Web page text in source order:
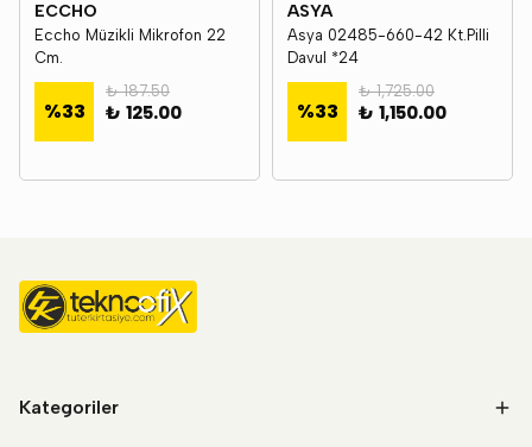
ECCHO
Eccho Müzikli Mikrofon 22
Cm.
%33
₺ 187.50
₺ 125.00
ASYA
Asya 02485-660-42 Kt.Pilli
Davul *24
%33
₺ 1,725.00
₺ 1,150.00
Kategoriler